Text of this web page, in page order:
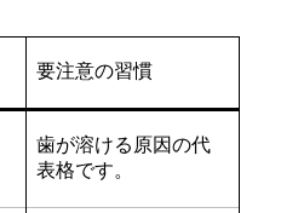
要注意の習慣
歯が溶ける原因の代
表格です。